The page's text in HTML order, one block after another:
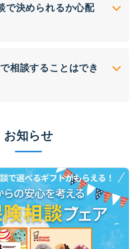
で決められるか心配
相談することはでき
お知らせ